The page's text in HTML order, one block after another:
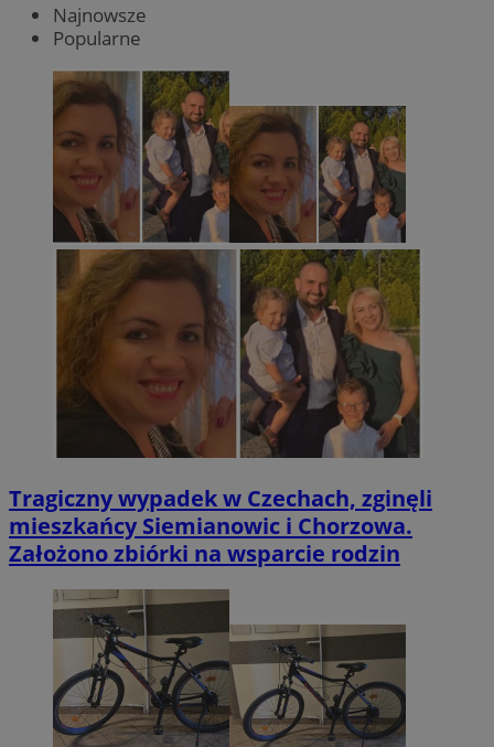
Najnowsze
Popularne
Tragiczny wypadek w Czechach, zginęli
mieszkańcy Siemianowic i Chorzowa.
Założono zbiórki na wsparcie rodzin